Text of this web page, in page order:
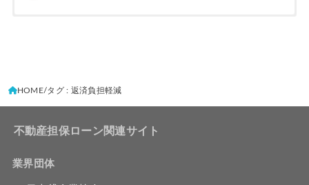
HOME タグ : 返済負担軽減
不動産担保ローン関連サイト
業界団体